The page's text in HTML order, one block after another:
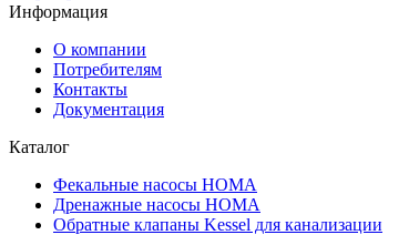
Информация
О компании
Потребителям
Контакты
Документация
Каталог
Фекальные насосы HOMA
Дренажные насосы HOMA
Обратные клапаны Kessel для канализации